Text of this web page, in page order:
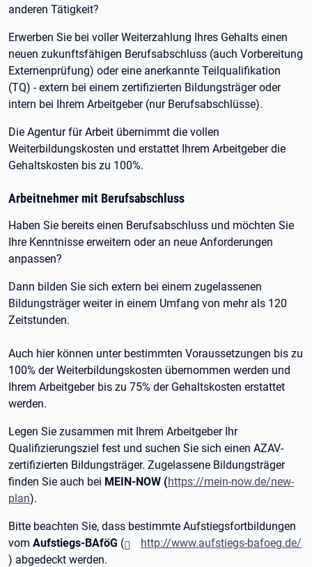
anderen Tätigkeit?
Erwerben Sie bei voller Weiterzahlung Ihres Gehalts einen
neuen zukunftsfähigen Berufsabschluss (auch Vorbereitung
Externenprüfung) oder eine anerkannte Teilqualifikation
(TQ) - extern bei einem zertifizierten Bildungsträger oder
intern bei Ihrem Arbeitgeber (nur Berufsabschlüsse).
Die Agentur für Arbeit übernimmt die vollen
Weiterbildungskosten und erstattet Ihrem Arbeitgeber die
Gehaltskosten bis zu 100%.
Arbeitnehmer mit Berufsabschluss
Haben Sie bereits einen Berufsabschluss und möchten Sie
Ihre Kenntnisse erweitern oder an neue Anforderungen
anpassen?
Dann bilden Sie sich extern bei einem zugelassenen
Bildungsträger weiter in einem Umfang von mehr als 120
Zeitstunden.
Auch hier können unter bestimmten Voraussetzungen bis zu
100% der Weiterbildungskosten übernommen werden und
Ihrem Arbeitgeber bis zu 75% der Gehaltskosten erstattet
werden.
Legen Sie zusammen mit Ihrem Arbeitgeber Ihr
Qualifizierungsziel fest und suchen Sie sich einen AZAV-
zertifizierten Bildungsträger. Zugelassene Bildungsträger
finden Sie auch bei MEIN-NOW (https://mein-now.de/new-
plan).
Bitte beachten Sie, dass bestimmte Aufstiegsfortbildungen
vom Aufstiegs-BAföG (
http://www.aufstiegs-bafoeg.de/
) abgedeckt werden.